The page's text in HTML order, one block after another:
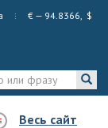
€ — 94.8366, $
Весь сайт